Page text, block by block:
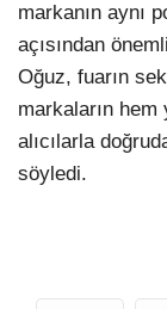
markanın aynı
açısından
Oğuz, fuarın
markaların hem
alıcılarla
söyledi.